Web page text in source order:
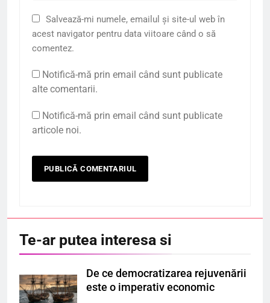
Salvează-mi numele, emailul și site-ul web în
acest navigator pentru data viitoare când o să
comentez.
Notifică-mă prin email când sunt publicate
alte comentarii.
Notifică-mă prin email când sunt publicate
articole noi.
Te-ar putea interesa si
De ce democratizarea rejuvenării
este o imperativ economic